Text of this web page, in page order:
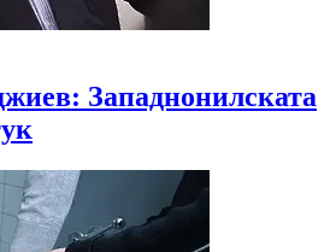
Западнонилската